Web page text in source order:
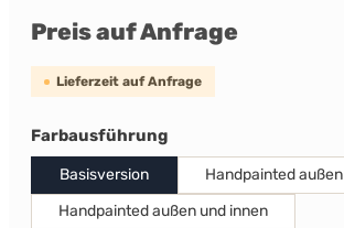
Preis auf Anfrage
Lieferzeit auf Anfrage
Farbausführungauswählen
Basisversion
Handpainted außen
Handpainted außen und innen